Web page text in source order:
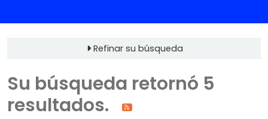
Refinar su búsqueda
Su búsqueda retornó 5
resultados.